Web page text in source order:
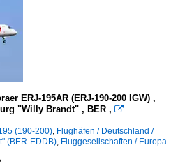
ERJ-195AR (ERJ-190-200 IGW) ,
"Willy Brandt" , BER , 
(190-200), Flughäfen / Deutschland /
(BER-EDDB), Fluggesellschaften / Europa